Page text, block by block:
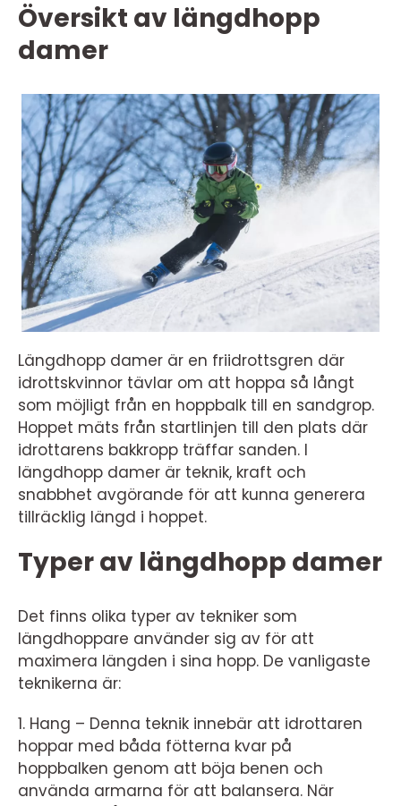
Översikt av längdhopp
damer
Längdhopp damer är en friidrottsgren där
idrottskvinnor tävlar om att hoppa så långt
som möjligt från en hoppbalk till en sandgrop.
Hoppet mäts från startlinjen till den plats där
idrottarens bakkropp träffar sanden. I
längdhopp damer är teknik, kraft och
snabbhet avgörande för att kunna generera
tillräcklig längd i hoppet.
Typer av längdhopp damer
Det finns olika typer av tekniker som
längdhoppare använder sig av för att
maximera längden i sina hopp. De vanligaste
teknikerna är:
1. Hang – Denna teknik innebär att idrottaren
hoppar med båda fötterna kvar på
hoppbalken genom att böja benen och
använda armarna för att balansera. När